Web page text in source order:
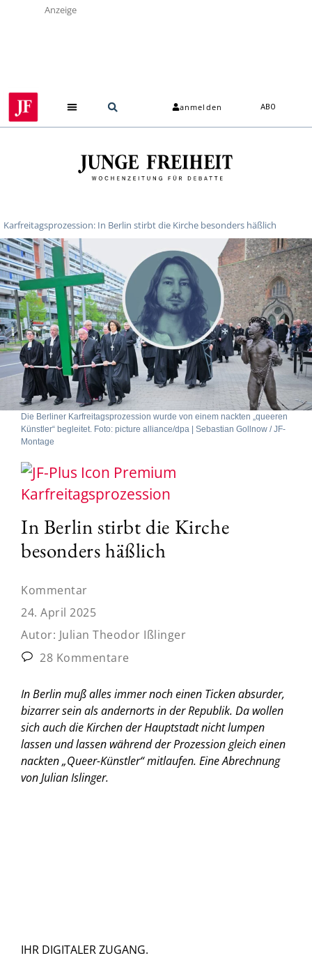
Anzeige
anmelden ABO
Karfreitagsprozession: In Berlin stirbt die Kirche besonders häßlich
Die Berliner Karfreitagsprozession wurde von einem nackten „queeren
Künstler“ begleitet. Foto: picture alliance/dpa | Sebastian Gollnow / JF-
Montage
Karfreitagsprozession
In Berlin stirbt die Kirche
besonders häßlich
Kommentar
24. April 2025
Autor: Julian Theodor Ißlinger
28 Kommentare
In Berlin muß alles immer noch einen Ticken absurder,
bizarrer sein als andernorts in der Republik. Da wollen
sich auch die Kirchen der Hauptstadt nicht lumpen
lassen und lassen während der Prozession gleich einen
nackten „Queer-Künstler“ mitlaufen. Eine Abrechnung
von Julian Islinger.
IHR DIGITALER ZUGANG.